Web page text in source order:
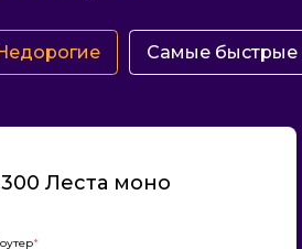
Самые быстрые
Леста моно
*